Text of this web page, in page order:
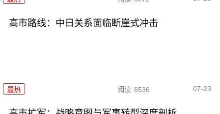
高市路线：中日关系面临断崖式冲击
最热 阅读 6536 07-23